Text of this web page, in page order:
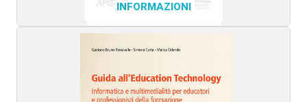
INFORMAZIONI